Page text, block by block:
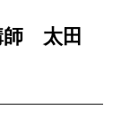
師 太田